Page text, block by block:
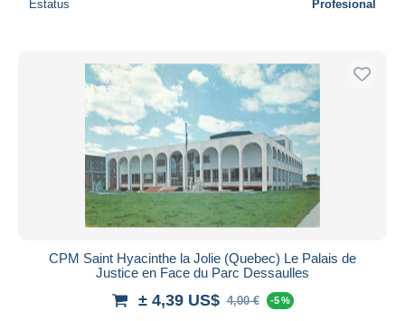
Estatus Profesional
CPM Saint Hyacinthe la Jolie (Quebec) Le Palais de
Justice en Face du Parc Dessaulles
± 4,39 US$ 4,00 € -5 %